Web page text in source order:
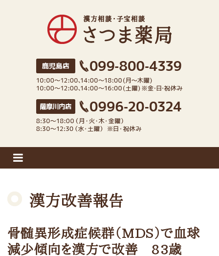
漢方改善報告
骨髄異形成症候群（MDS）で血球
減少傾向を漢方で改善 83歳